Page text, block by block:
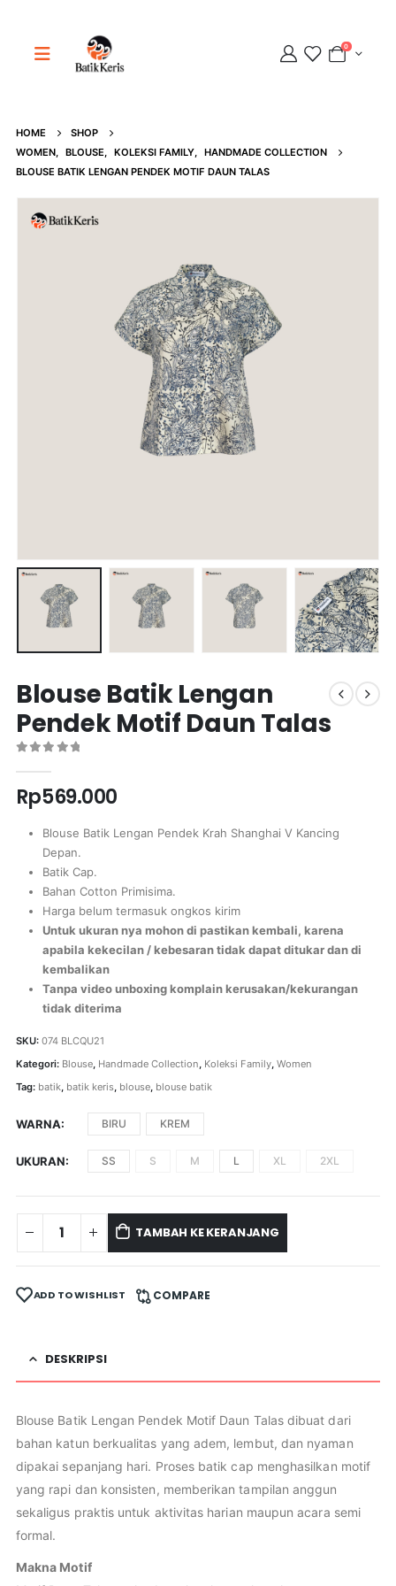
0
HOME
SHOP
WOMEN, BLOUSE, KOLEKSI FAMILY, HANDMADE COLLECTION
BLOUSE BATIK LENGAN PENDEK MOTIF DAUN TALAS
Blouse Batik Lengan
Pendek Motif Daun Talas
Rp569.000
Blouse Batik Lengan Pendek Krah Shanghai V Kancing
Depan.
Batik Cap.
Bahan Cotton Primisima.
Harga belum termasuk ongkos kirim
Untuk ukuran nya mohon di pastikan kembali, karena
apabila kekecilan / kebesaran tidak dapat ditukar dan di
kembalikan
Tanpa video unboxing komplain kerusakan/kekurangan
tidak diterima
SKU: 074 BLCQU21
Kategori: Blouse, Handmade Collection, Koleksi Family, Women
Tag: batik, batik keris, blouse, blouse batik
WARNA BIRU KREM
UKURAN SS S M L XL 2XL
TAMBAH KE KERANJANG
ADD TO WISHLIST COMPARE
DESKRIPSI
Blouse Batik Lengan Pendek Motif Daun Talas dibuat dari
bahan katun berkualitas yang adem, lembut, dan nyaman
dipakai sepanjang hari. Proses batik cap menghasilkan motif
yang rapi dan konsisten, memberikan tampilan anggun
sekaligus praktis untuk aktivitas harian maupun acara semi
formal.
Makna Motif
Adipati
Online